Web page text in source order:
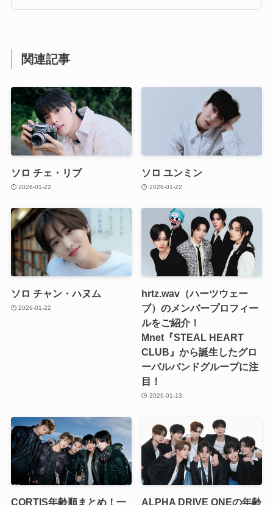
関連記事
ソロ チェ・リブ
2026-01-22
ソロ ユンミン
2026-01-22
ソロ チャン・ハヌム
2026-01-22
hrtz.wav（ハーツウェー
ブ）のメンバープロフィー
ルをご紹介！
Mnet『STEAL HEART
CLUB』から誕生したグロ
ーバルバンドグループに注
目！
2026-01-13
CORTIS年齢順まとめ！一
ALPHA DRIVE ONEの年齢